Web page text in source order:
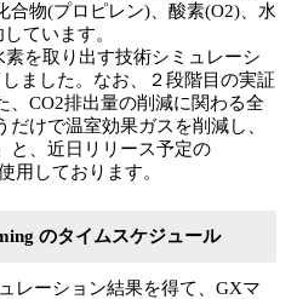
合物(プロピレン)、酸素(O2)、水
ています。
素を取り出す技術シミュレーシ
ました。なお、２段階目の実証
、CO2排出量の削減に関わる全
けで温室効果ガスを削減し、
と、近日リリース予定の
用しております。
のタイムスケジュール
レーション結果を得て、GXマ